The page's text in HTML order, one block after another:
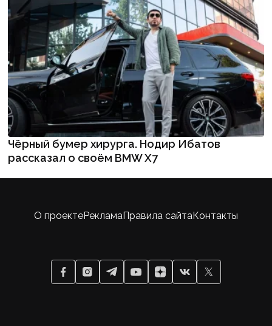
Чёрный бумер хирурга. Нодир Ибатов
рассказал о своём BMW X7
О проектеРекламаПравила сайтаКонтакты